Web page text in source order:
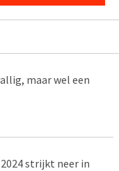
maar wel een
strijkt neer in